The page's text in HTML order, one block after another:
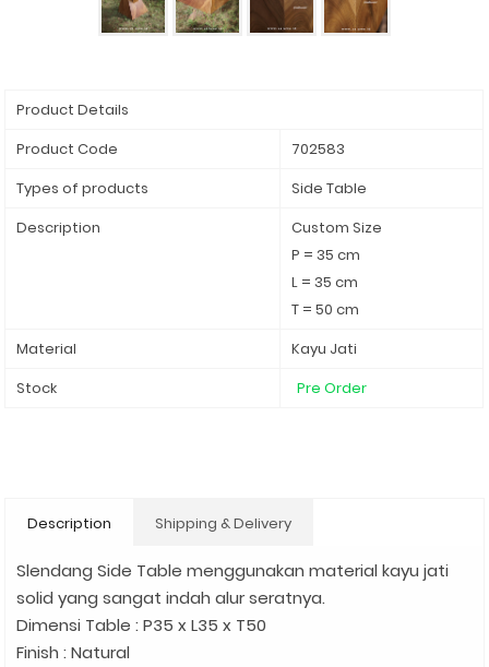
Product Details
Product Code
702583
Types of products
Side Table
Description
Custom Size
P = 35 cm
L = 35 cm
T = 50 cm
Material
Kayu Jati
Stock
Pre Order
Description Shipping & Delivery
Slendang Side Table menggunakan material kayu jati
solid yang sangat indah alur seratnya.
Dimensi Table : P35 x L35 x T50
Finish : Natural